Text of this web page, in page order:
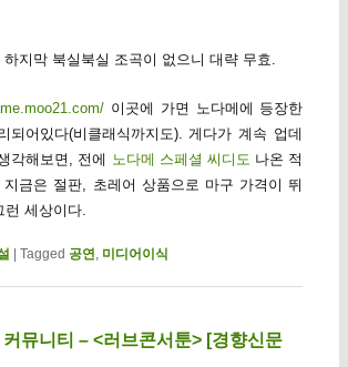
지막 북실북실 조곡이 없으니 대략 무효.
이곳에 가면 노다메에 등장한
되어있다(비클래식까지도). 게다가 계속 업데
각해보면, 전에 노다메 스페셜 씨디도 나온 적
금은 절판, 초레어 상품으로 마구 가격이 뛰
런 세상이다.
Tagged 공연, 미디어이식
뮤니티 – <러브콘서툰> [경향신문